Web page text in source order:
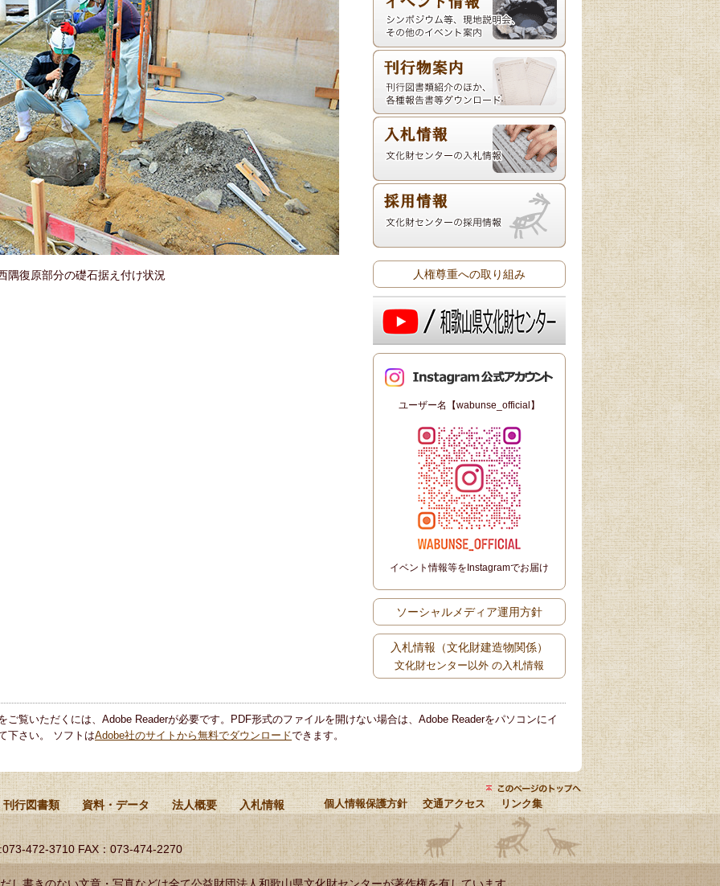
隅復原部分の礎石据え付け状況 人権尊重への取り組み
ユーザー名【wabunse_official】
イベント情報等をInstagramでお届け
ソーシャルメディア運用方針
入札情報（文化財建造物関係）
文化財センター以外 の入札情報
ご覧いただくには、Adobe Readerが必要です。PDF形式のファイルを開けない場合は、Adobe Readerをパソコンにイ
下さい。 ソフトはAdobe社のサイトから無料でダウンロードできます。
刊行図書類 資料・データ 法人概要 入札情報 個人情報保護方針 交通アクセス リンク集
472-3710 FAX：073-474-2270